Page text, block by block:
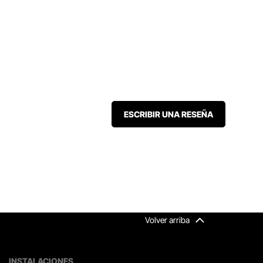
ESCRIBIR UNA RESEÑA
Volver arriba
INSTALACIONES